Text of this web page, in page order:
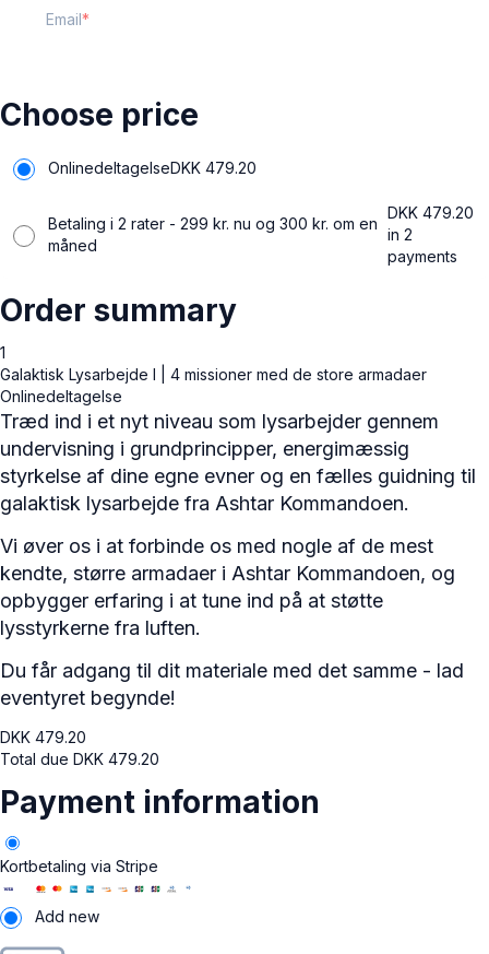
Email
Choose price
OnlinedeltagelseDKK 479.20
Betaling i 2 rater - 299 kr. nu og 300 kr. om en
måned
DKK 479.20
in 2
payments
Order summary
1
Galaktisk Lysarbejde I | 4 missioner med de store armadaer
Onlinedeltagelse
Træd ind i et nyt niveau som lysarbejder gennem
undervisning i grundprincipper, energimæssig
styrkelse af dine egne evner og en fælles guidning til
galaktisk lysarbejde fra Ashtar Kommandoen.
Vi øver os i at forbinde os med nogle af de mest
kendte, større armadaer i Ashtar Kommandoen, og
opbygger erfaring i at tune ind på at støtte
lysstyrkerne fra luften.
Du får adgang til dit materiale med det samme - lad
eventyret begynde!
DKK 479.20
Total due DKK 479.20
Payment information
Kortbetaling via Stripe
Add new